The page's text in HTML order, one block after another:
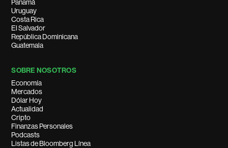
Panamá
Uruguay
Costa Rica
El Salvador
República Dominicana
Guatemala
SOBRE NOSOTROS
Economía
Mercados
Dólar Hoy
Actualidad
Cripto
Finanzas Personales
Podcasts
Listas de Bloomberg Línea